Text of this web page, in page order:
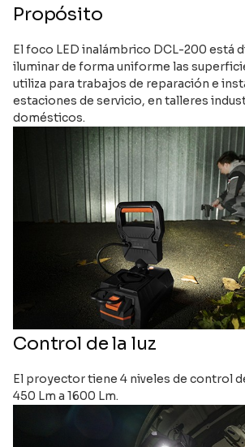
Propósito
El foco LED inalámbrico DCL-200 está
iluminar de forma uniforme las
utiliza para trabajos de reparación e
estaciones de servicio, en talleres
domésticos.
Control de la luz
El proyector tiene 4 niveles de control
450 Lm a 1600 Lm.